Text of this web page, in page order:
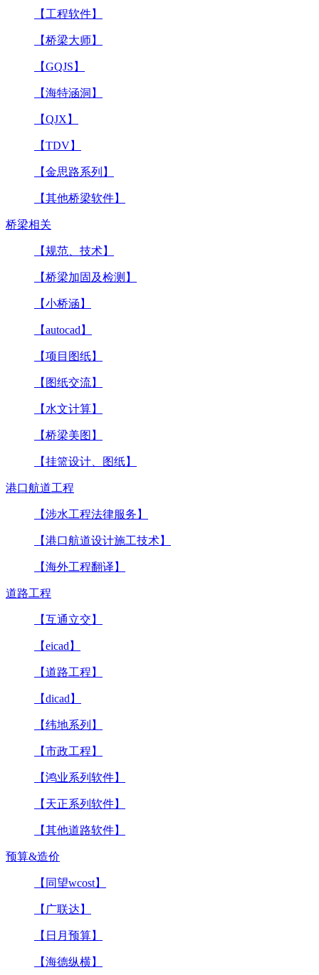
【工程软件】
【桥梁大师】
【GQJS】
【海特涵洞】
【QJX】
【TDV】
【金思路系列】
【其他桥梁软件】
桥梁相关
【规范、技术】
【桥梁加固及检测】
【小桥涵】
【autocad】
【项目图纸】
【图纸交流】
【水文计算】
【桥梁美图】
【挂篮设计、图纸】
港口航道工程
【涉水工程法律服务】
【港口航道设计施工技术】
【海外工程翻译】
道路工程
【互通立交】
【eicad】
【道路工程】
【dicad】
【纬地系列】
【市政工程】
【鸿业系列软件】
【天正系列软件】
【其他道路软件】
预算&造价
【同望wcost】
【广联达】
【日月预算】
【海德纵横】